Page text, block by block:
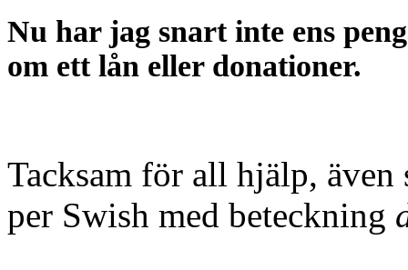
Nu har jag snart inte ens
om ett lån eller donationer.
Tacksam för all hjälp, även
per Swish med beteckning